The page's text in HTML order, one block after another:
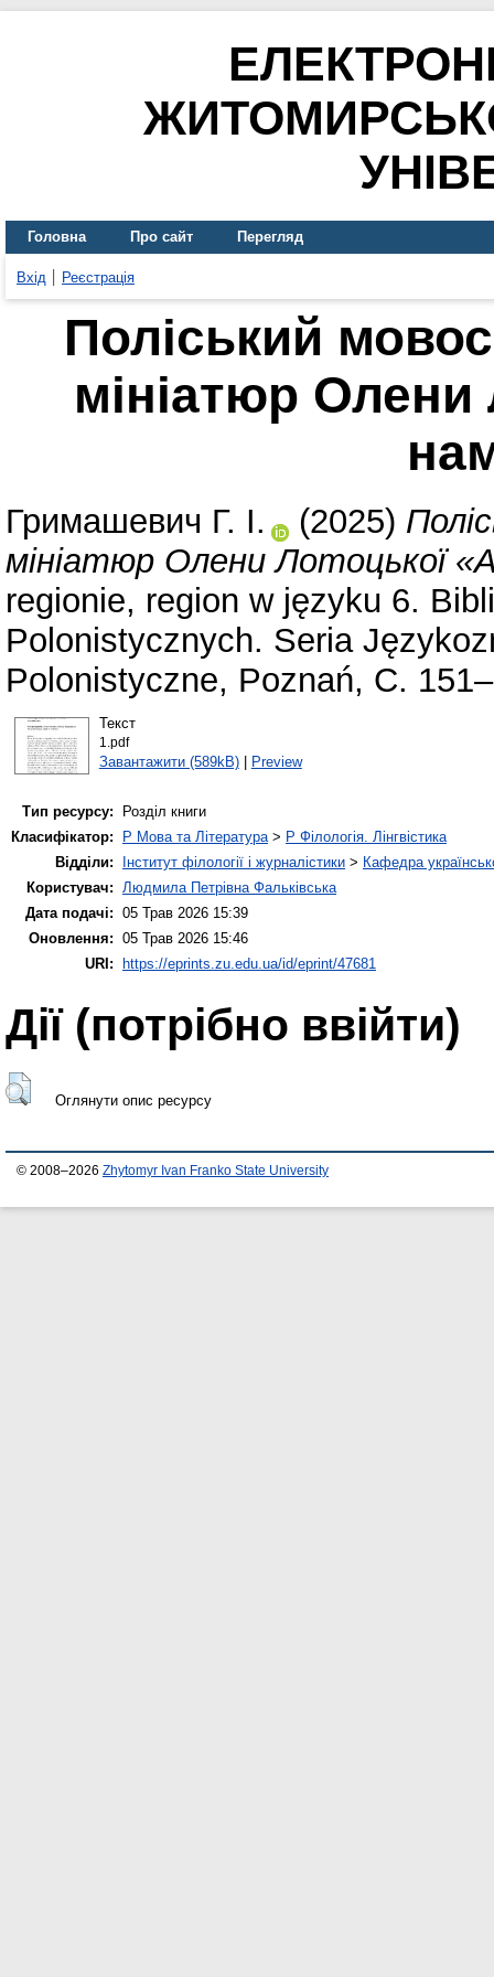
Головна Про сайт Перегляд
Вхід Реєстрація
Поліський
мініатюр Олени
Гримашевич Г. І. (2025)
мініатюр Олени Лотоцької
regionie, region w języku 6.
Polonistycznych. Seria
Polonistyczne, Poznań, С.
Текст
1.pdf
Завантажити (589kB)| Preview
Тип ресурсу:
Розділ книги
Класифікатор:
P Мова та Література> P Філологія. Лінгвістика
Відділи:
Інститут філології і журналістики > Кафедра
Користувач: Людмила Петрівна Фальківська
Дата подачі: 05 Трав 2026 15:39
Оновлення: 05 Трав 2026 15:46
URI:
https://eprints.zu.edu.ua/id/eprint/47681
Дії ​​(потрібно ввійти)
Оглянути опис ресурсу
© 2008–2026 Zhytomyr Ivan Franko State University